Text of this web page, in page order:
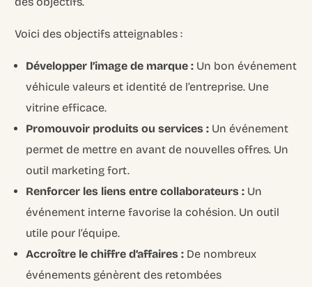
Voici des objectifs atteignables :
Développer l’image de marque : Un bon événement
véhicule valeurs et identité de l’entreprise. Une
vitrine efficace.
Promouvoir produits ou services : Un événement
permet de mettre en avant de nouvelles offres. Un
outil marketing fort.
Renforcer les liens entre collaborateurs : Un
événement interne favorise la cohésion. Un outil
utile pour l’équipe.
Accroître le chiffre d’affaires : De nombreux
événements génèrent des retombées